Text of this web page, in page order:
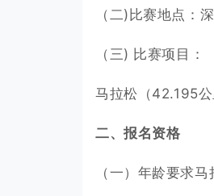
（二)比赛地点：
（三) 比赛项目：
马拉松（42.195
二、报名资格
（一）年龄要求